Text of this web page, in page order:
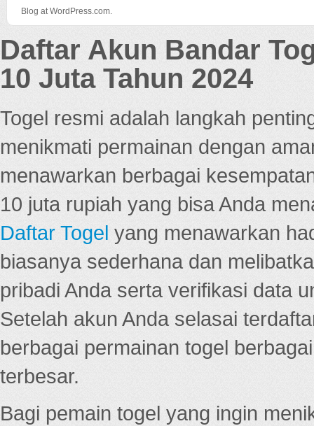
Blog at WordPress.com.
Daftar Akun Bandar
10 Juta Tahun 2024
Togel resmi adalah langkah
menikmati permainan dengan
menawarkan berbagai
10 juta rupiah yang bisa Anda
Daftar Togel yang menawarkan
biasanya sederhana dan
pribadi Anda serta verifikasi data
Setelah akun Anda selasai
berbagai permainan togel
terbesar.
Bagi pemain togel yang ingin